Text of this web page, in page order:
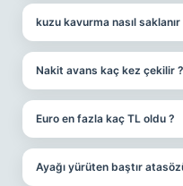
kuzu kavurma nasıl saklanır
Nakit avans kaç kez çekilir ?
Euro en fazla kaç TL oldu ?
Ayağı yürüten baştır